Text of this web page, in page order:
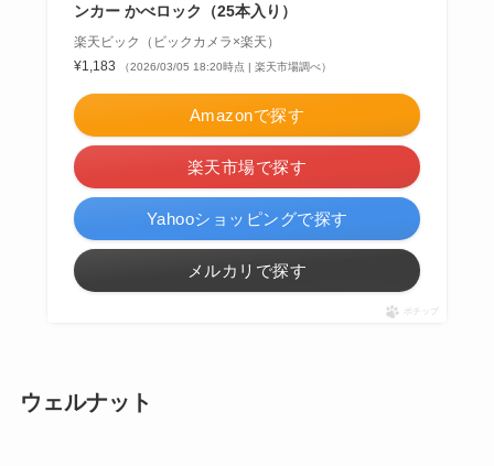
ンカー かべロック（25本入り）
楽天ビック（ビックカメラ×楽天）
¥1,183
（2026/03/05 18:20時点 | 楽天市場調べ）
Amazonで探す
楽天市場で探す
Yahooショッピングで探す
メルカリで探す
ポチップ
ウェルナット